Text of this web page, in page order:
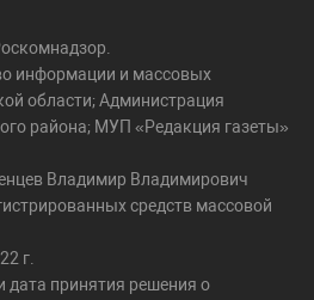
информации и массовых
области; Администрация
района; МУП «Редакция газеты»
Владимир Владимирович
средств массовой
г.
дата принятия решения о